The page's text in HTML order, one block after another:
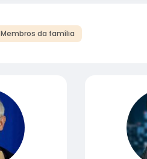
Membros da família